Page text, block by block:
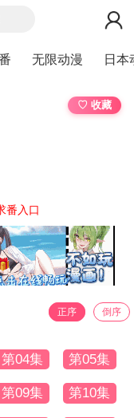
无限动漫 日本
♡ 收藏
番入口
正序 倒序
第04集 第05集
第09集 第10集